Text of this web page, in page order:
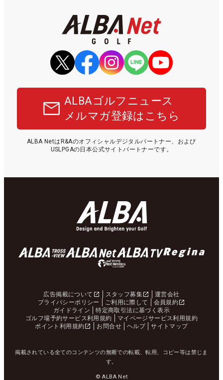
ALBAゴルフニュース
メルマガ登録はこちら
ALBA NetはR&Aのオフィシャルデジタルパートナー、および
USLPGAの日本公式サイトパートナーです。
広告掲載について スタッフ募集
運営会社
プライバシーポリシー
ご利用に際して
会員規約
ガイドライン
特定商取引法に基づく表示
ゴルフ場予約サービス利用規約
マイページサービス利用規約
ポイント利用規約
お問合せ ヘルプ サイトマップ
掲載されている全てのコンテンツの無断での転載、転用、コピー等は禁じま
す。
© ALBA Net